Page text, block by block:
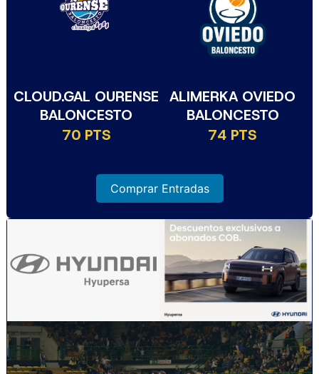
CLOUD.GAL OURENSE
BALONCESTO
70 PTS
ALIMERKA OVIEDO
BALONCESTO
74 PTS
Comprar Entradas